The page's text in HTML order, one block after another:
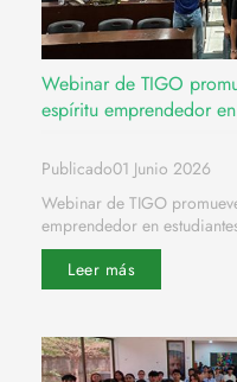
Webinar de TIGO
espíritu emprendedor
Publicado01 Junio 2026
Webinar de TIGO
emprendedor en
Leer más